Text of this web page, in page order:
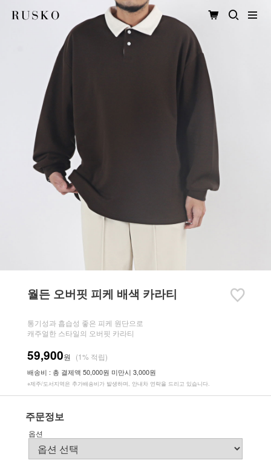
월든 오버핏 피케 배색 카라티
통기성과 흡습성 좋은 피케 원단으로
캐주얼한 스타일의 오버핏 카라티
59,900원 (1% 적립)
배송비 : 총 결제액 50,000원 미만시 3,000원
※제주/도서지역은 추가배송비가 발생하며, 안내차 연락을 드리고 있습니다.
주문정보
옵션